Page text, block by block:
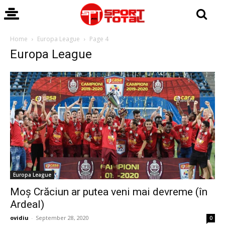
Home Europa League Page 4
Europa League
Europa League
Moș Crăciun ar putea veni mai devreme (în
Ardeal)
ovidiu - September 28, 2020 0